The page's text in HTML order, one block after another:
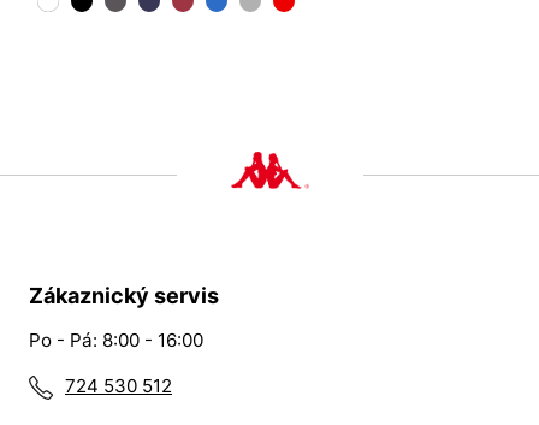
Zákaznický servis
Po - Pá: 8:00 - 16:00
724 530 512